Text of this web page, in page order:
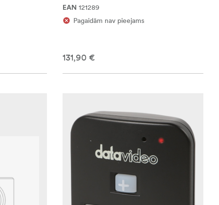
EAN 121289
Pagaidām nav pieejams
131,90 €